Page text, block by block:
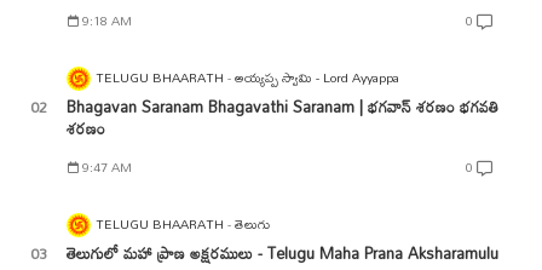
9:18 AM 0
TELUGU BHAARATH అయ్యప్ప స్వామి - Lord Ayyappa
Bhagavan Saranam Bhagavathi Saranam | భగవాన్ శరణం భగవతి
శరణం
9:47 AM 0
TELUGU BHAARATH తెలుగు
తెలుగులో మహా ప్రాణ అక్షరములు - Telugu Maha Prana Aksharamulu